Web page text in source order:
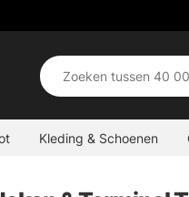
Kleding & Schoenen